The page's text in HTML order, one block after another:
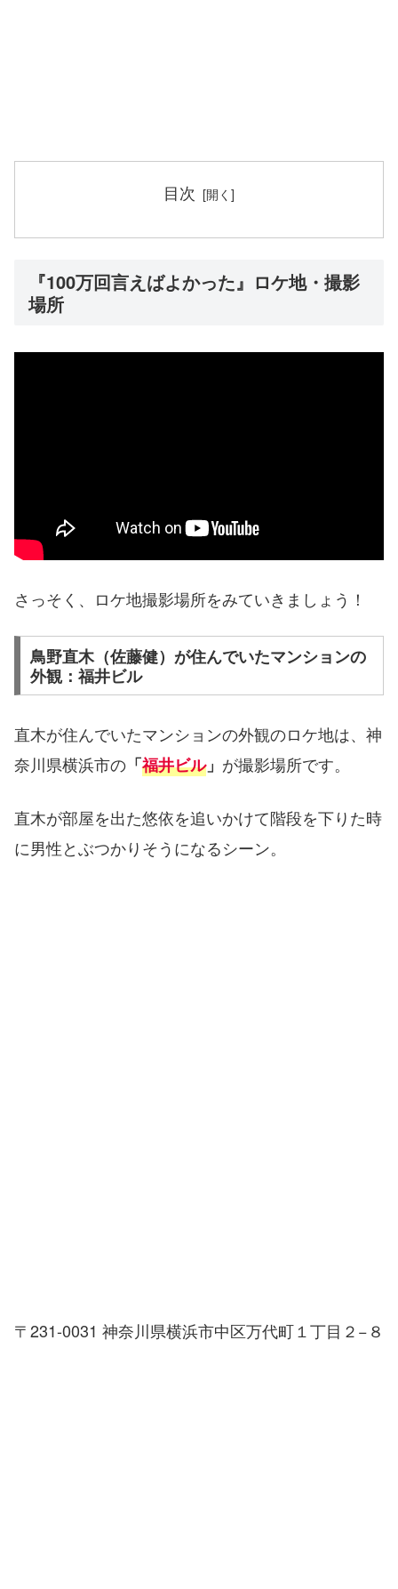
目次
『100万回言えばよかった』ロケ地・撮影
場所
さっそく、ロケ地撮影場所をみていきましょう！
鳥野直木（佐藤健）が住んでいたマンションの
外観：福井ビル
直木が住んでいたマンションの外観のロケ地は、神
奈川県横浜市の 「福井ビル」 が撮影場所です。
直木が部屋を出た悠依を追いかけて階段を下りた時
に男性とぶつかりそうになるシーン。
〒231-0031 神奈川県横浜市中区万代町１丁目２−８